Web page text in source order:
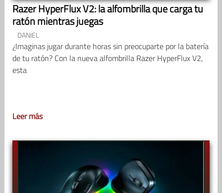
Razer HyperFlux V2: la alfombrilla que carga tu
ratón mientras juegas
DANIEL
¿Imaginas jugar durante horas sin preocuparte por la batería
de tu ratón? Con la nueva alfombrilla Razer HyperFlux V2,
esta
Leer más